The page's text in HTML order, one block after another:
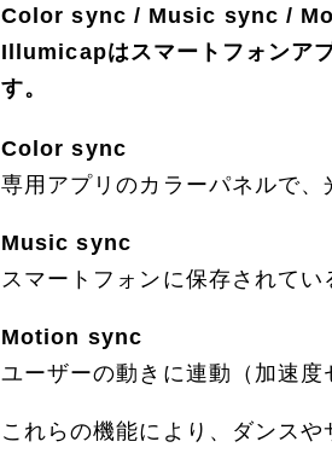
Color sync / Music sync /
Illumicapはスマートフォンア
す。
Color sync
専用アプリのカラーパネルで
Music sync
スマートフォンに保存されて
Motion sync
ユーザーの動きに連動（加速
これらの機能により、ダンス